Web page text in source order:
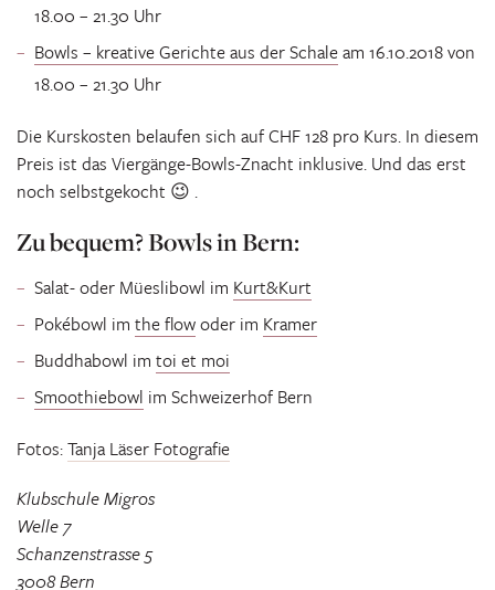
18.00 – 21.30 Uhr
Bowls – kreative Gerichte aus der Schaleam 16.10.2018 von
18.00 – 21.30 Uhr
Die Kurskosten belaufen sich auf CHF 128 pro Kurs. In diesem
Preis ist das Viergänge-Bowls-Znacht inklusive. Und das erst
noch selbstgekocht 😉 .
Zu bequem? Bowls in Bern:
Salat- oder Müeslibowl im Kurt&Kurt
Pokébowl im the flowoder im Kramer
Buddhabowl im toi et moi
Smoothiebowl im Schweizerhof Bern
Fotos:Tanja Läser Fotografie
Klubschule Migros
Welle 7
Schanzenstrasse 5
3008 Bern